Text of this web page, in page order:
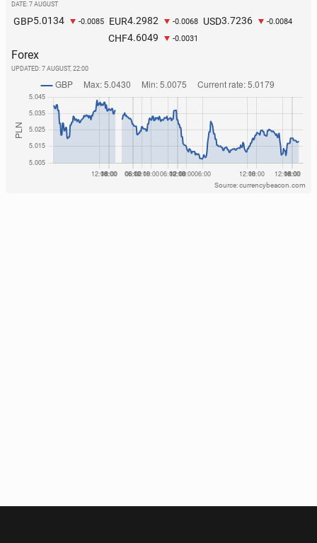
DATE: 7 AUGUST
GBP5.0134 -0.0085 EUR4.2982 -0.0068 USD3.7236 -0.0084
CHF4.6049 -0.0031
Forex
UPDATED: 7 AUGUST, 22:00
Source: currencybeacon.com